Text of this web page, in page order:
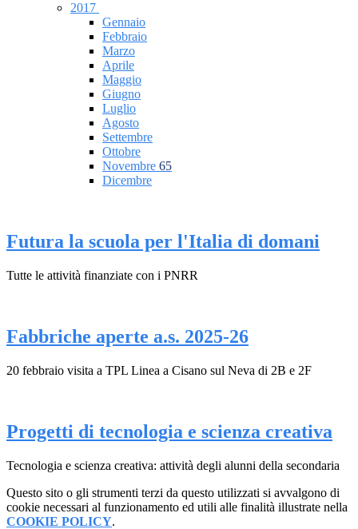
2017
Gennaio
Febbraio
Marzo
Aprile
Maggio
Giugno
Luglio
Agosto
Settembre
Ottobre
Novembre 65
Dicembre
Futura la scuola per l'Italia di domani
Tutte le attività finanziate con i PNRR
Fabbriche aperte a.s. 2025-26
20 febbraio visita a TPL Linea a Cisano sul Neva di 2B e 2F
Progetti di tecnologia e scienza creativa
Tecnologia e scienza creativa: attività degli alunni della secondaria
Questo sito o gli strumenti terzi da questo utilizzati si avvalgono di
cookie necessari al funzionamento ed utili alle finalità illustrate nella
COOKIE POLICY.